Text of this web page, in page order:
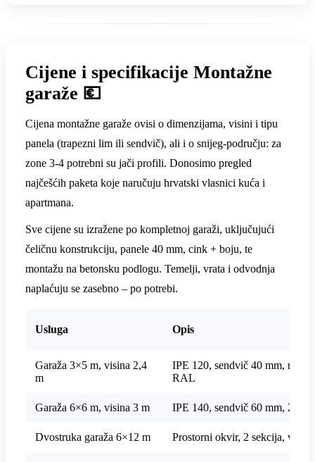
Cijene i specifikacije Montažne
garaže 💶
Cijena montažne garaže ovisi o dimenzijama, visini i tipu
panela (trapezni lim ili sendvič), ali i o snijeg-području: za
zone 3-4 potrebni su jači profili. Donosimo pregled
najčešćih paketa koje naručuju hrvatski vlasnici kuća i
apartmana.
Sve cijene su izražene po kompletnoj garaži, uključujući
čeličnu konstrukciju, panele 40 mm, cink + boju, te
montažu na betonsku podlogu. Temelji, vrata i odvodnja
naplaćuju se zasebno – po potrebi.
Usluga Opis
Garaža 3×5 m, visina 2,4
m
IPE 120, sendvič 40 mm, rolo
RAL
Garaža 6×6 m, visina 3 m IPE 140, sendvič 60 mm, 2
Dvostruka garaža 6×12 m Prostorni okvir, 2 sekcija,